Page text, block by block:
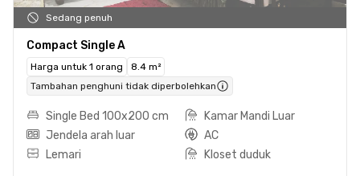
Sedang penuh
Compact Single A
Harga untuk 1 orang
8.4 m²
Tambahan penghuni tidak diperbolehkan
Single Bed 100x200 cm
Kamar Mandi Luar
Jendela arah luar
AC
Lemari
Kloset duduk